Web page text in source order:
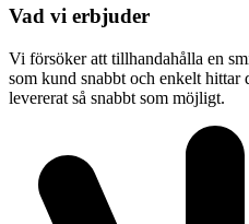
Vad vi erbjuder
Vi försöker att tillhandahålla en
som kund snabbt och enkelt hittar
levererat så snabbt som möjligt.